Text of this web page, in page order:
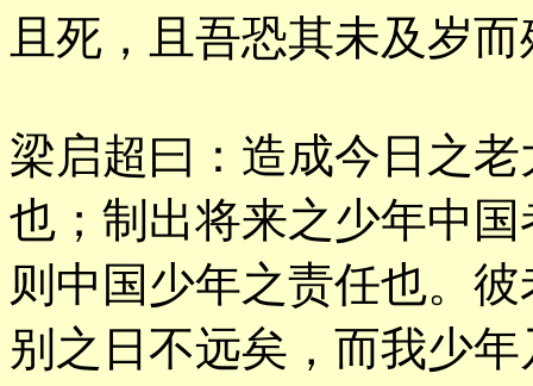
且死，且吾恐其未及岁
梁启超曰：造成今日之
也；制出将来之少年中国
则中国少年之责任也。
别之日不远矣，而我少年